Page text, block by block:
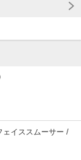
ェイススムーサー /